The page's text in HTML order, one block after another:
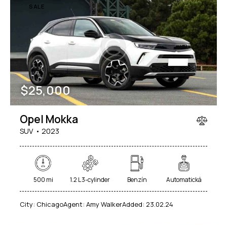
Mileage
100 185000
Engine size
0 765
Produced Price
Climate control (12)
Heated seats (14)
Keyless entry (13)
Leather seats (14)
Navigation system (17)
Power windows (10)
Winter tires (6)
SALE
$25,000
Opel Mokka
SUV 2023
500 mi 1.2 L 3-cylinder Benzín Automatická
City: ChicagoAgent: Amy WalkerAdded: 23.02.24